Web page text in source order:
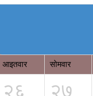
आइतवार सोमवार
२६ २७